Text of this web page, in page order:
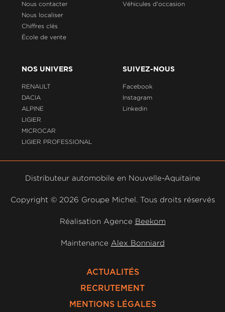
LIGIER
PROFESSIONAL
HISTORIQUE
DU
MICHEL
Nous contacter
Nous localiser
Chiffres clés
École de vente
Véhicules d'occasion
NOS UNIVERS
RENAULT
DACIA
ALPINE
LIGIER
MICROCAR
LIGIER PROFESSIONAL
SUIVEZ-NOUS
Facebook
Instagram
Linkedin
Distributeur automobile en Nouvelle-Aquitaine
Copyright © 2026 Groupe Michel. Tous droits réservés
Réalisation Agence Beekom
Maintenance Alex Bonniard
ACTUALITÉS
RECRUTEMENT
MENTIONS LÉGALES